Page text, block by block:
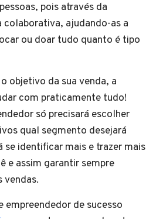
pois através da
colaborativa, ajudando-as a
ou doar tudo quanto é tipo
objetivo da sua venda, a
com praticamente tudo!
só precisará escolher
qual segmento desejará
se identificar mais e trazer mais
e assim garantir sempre
vendas.
empreendedor de sucesso